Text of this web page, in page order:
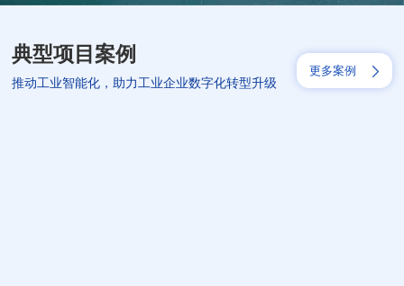
典型项目案例
推动工业智能化，助力工业企业数字化转型升级
更多案例